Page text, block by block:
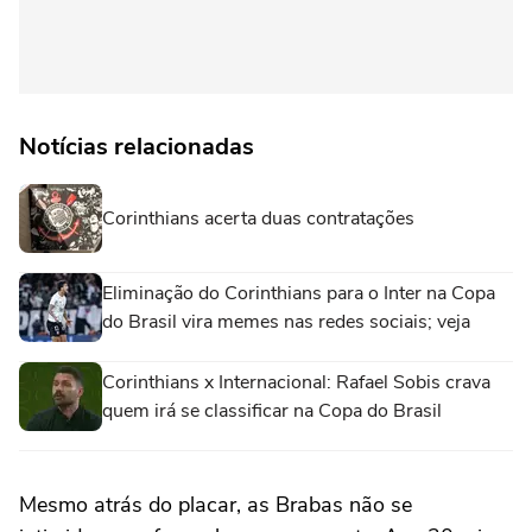
Notícias relacionadas
Corinthians acerta duas contratações
Eliminação do Corinthians para o Inter na Copa
do Brasil vira memes nas redes sociais; veja
Corinthians x Internacional: Rafael Sobis crava
quem irá se classificar na Copa do Brasil
Mesmo atrás do placar, as Brabas não se